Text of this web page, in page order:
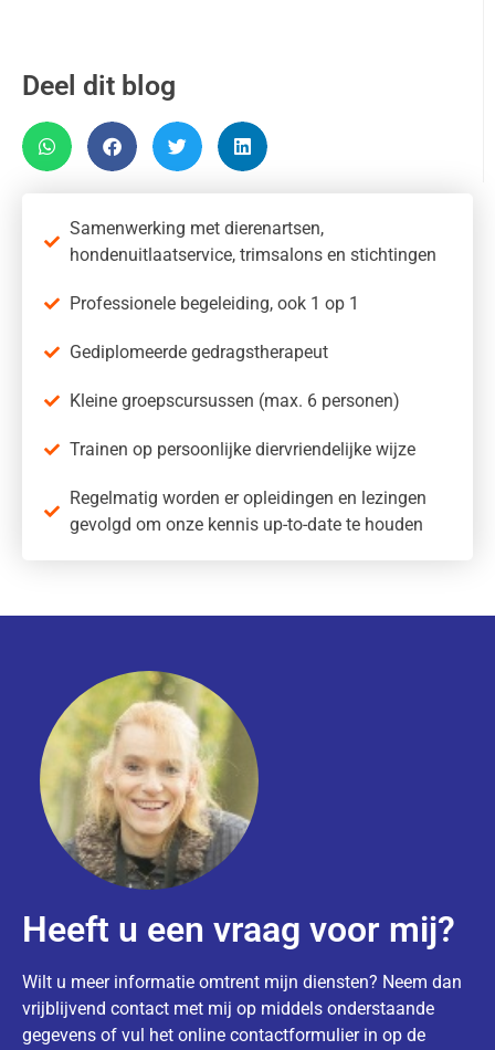
Deel dit blog
Samenwerking met dierenartsen,
hondenuitlaatservice, trimsalons en stichtingen
Professionele begeleiding, ook 1 op 1
Gediplomeerde gedragstherapeut
Kleine groepscursussen (max. 6 personen)
Trainen op persoonlijke diervriendelijke wijze
Regelmatig worden er opleidingen en lezingen
gevolgd om onze kennis up-to-date te houden
Heeft u een vraag voor mij?
Wilt u meer informatie omtrent mijn diensten? Neem dan
vrijblijvend contact met mij op middels onderstaande
gegevens of vul het online contactformulier in op de